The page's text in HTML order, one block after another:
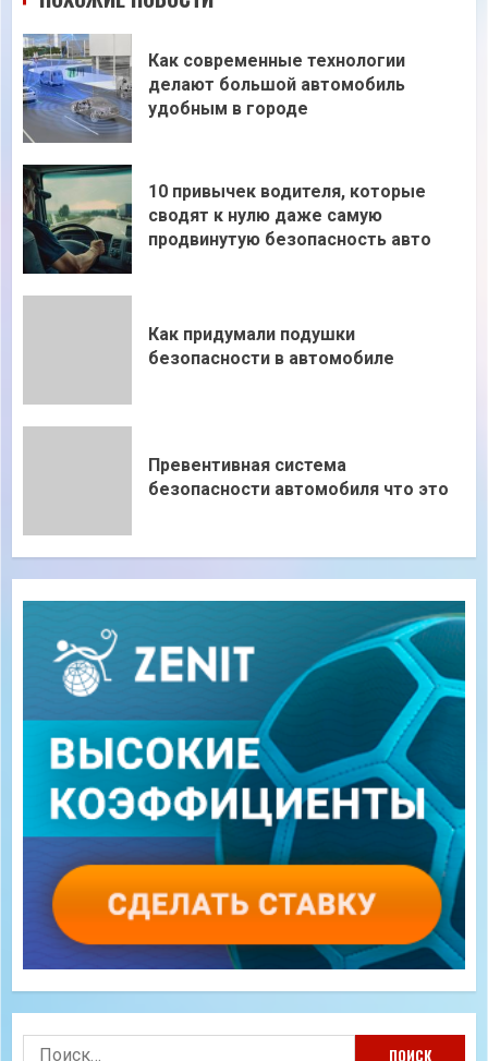
Как современные технологии
делают большой автомобиль
удобным в городе
10 привычек водителя, которые
сводят к нулю даже самую
продвинутую безопасность авто
Как придумали подушки
безопасности в автомобиле
Превентивная система
безопасности автомобиля что это
Найти: